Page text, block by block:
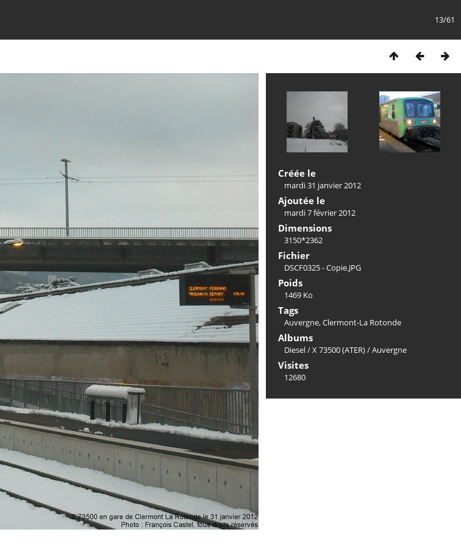
13/61
Créée le
mardi 31 janvier 2012
Ajoutée le
mardi 7 février 2012
Dimensions
3150*2362
Fichier
DSCF0325 - Copie.JPG
Poids
1469 Ko
Tags
Auvergne,Clermont-La Rotonde
Albums
Diesel/X 73500 (ATER)/Auvergne
Visites
12680